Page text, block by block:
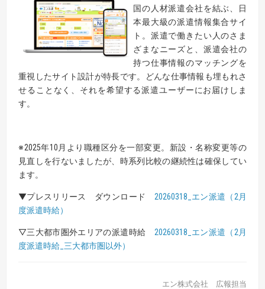
国の人材派遣会社を結ぶ、日
本最大級の派遣情報集合サイ
ト。派遣で働きたい人のさま
ざまなニーズと、派遣会社の
持つ仕事情報のマッチングを
重視したサイト設計が特長です。どんな仕事情報も埋もれさ
せることなく、それを希望する派遣ユーザーにお届けしま
す。
※2025年10月より職種区分を一部変更。新設・名称変更等の
見直しを行ないましたが、時系列比較の継続性は確保してい
ます。
▼プレスリリース ダウンロード 20260318_エン派遣（2月
度派遣時給）
▽三大都市圏外エリアの派遣時給 20260318_エン派遣（2月
度派遣時給_三大都市圏以外）
エン株式会社 広報担当